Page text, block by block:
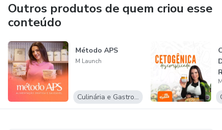
Outros produtos de quem criou esse
conteúdo
Método APS
M Launch
Culinária e Gastronomia